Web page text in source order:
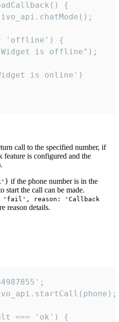
{
'offline') {
is offline");
is online')
call to the specified number, if
feature is configured and the
if the phone number is in the
start the call can be made.
reason: 'Callback
reason details.
=== 'ok') {